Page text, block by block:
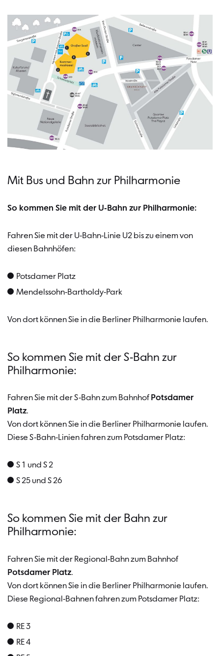
Mit Bus und Bahn zur Philharmonie
So kommen Sie mit der U-Bahn zur Philharmonie:
Fahren Sie mit der U-Bahn-Linie U2 bis zu einem von
diesen Bahnhöfen:
Potsdamer Platz
Mendelssohn-Bartholdy-Park
Von dort können Sie in die Berliner Philharmonie laufen.
So kommen Sie mit der S-Bahn zur
Philharmonie:
Fahren Sie mit der S-Bahn zum Bahnhof Potsdamer
Platz.
Von dort können Sie in die Berliner Philharmonie laufen.
Diese S-Bahn-Linien fahren zum Potsdamer Platz:
S 1 und S 2
S 25 und S 26
So kommen Sie mit der Bahn zur
Philharmonie:
Fahren Sie mit der Regional-Bahn zum Bahnhof
Potsdamer Platz.
Von dort können Sie in die Berliner Philharmonie laufen.
Diese Regional-Bahnen fahren zum Potsdamer Platz:
RE 3
RE 4